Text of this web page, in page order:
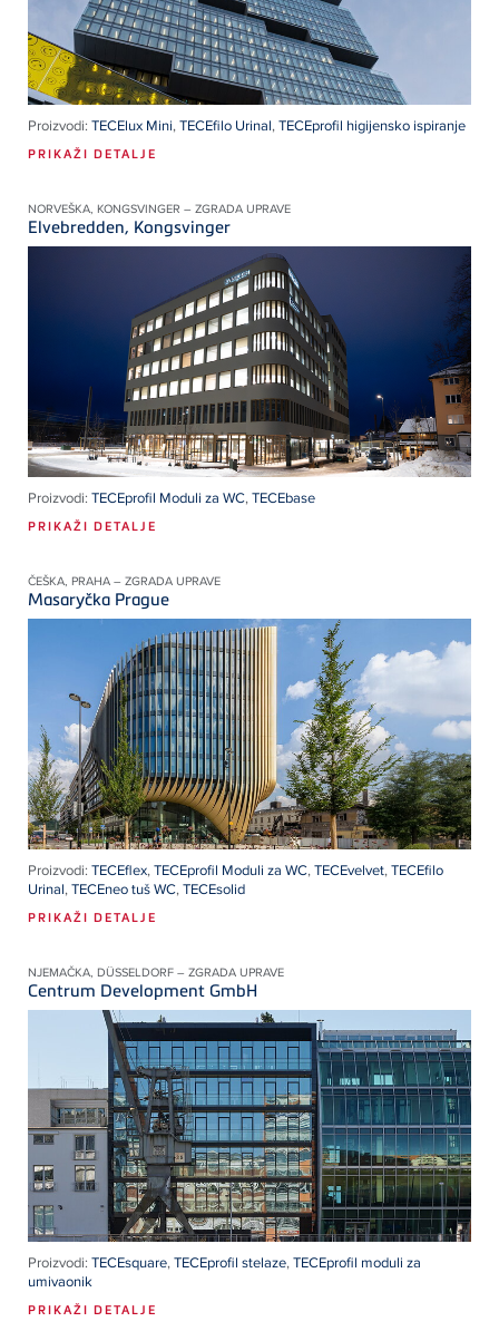
Proizvodi: TECElux Mini,TECEfilo Urinal,TECEprofil higijensko ispiranje
PRIKAŽI DETALJE
NORVEŠKA, KONGSVINGER – ZGRADA UPRAVE
Elvebredden, Kongsvinger
Proizvodi: TECEprofil Moduli za WC,TECEbase
PRIKAŽI DETALJE
ČEŠKA, PRAHA – ZGRADA UPRAVE
Masaryčka Prague
Proizvodi: TECEflex,TECEprofil Moduli za WC,TECEvelvet,TECEfilo
Urinal,TECEneo tuš WC,TECEsolid
PRIKAŽI DETALJE
NJEMAČKA, DÜSSELDORF – ZGRADA UPRAVE
Centrum Development GmbH
Proizvodi: TECEsquare,TECEprofil stelaze,TECEprofil moduli za
umivaonik
PRIKAŽI DETALJE